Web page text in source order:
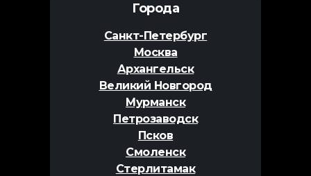
Города
Санкт-Петербург
Москва
Архангельск
Великий Новгород
Мурманск
Петрозаводск
Псков
Смоленск
Стерлитамак